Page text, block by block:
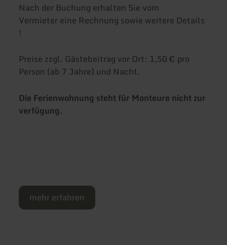
Nach der Buchung erhalten Sie vom
Vermieter eine Rechnung sowie weitere Details
!
Preise zzgl. Gästebeitrag vor Ort: 1,50 € pro
Person (ab 7 Jahre) und Nacht.
Die Ferienwohnung steht für Monteure nicht zur
verfügung.
mehr erfahren